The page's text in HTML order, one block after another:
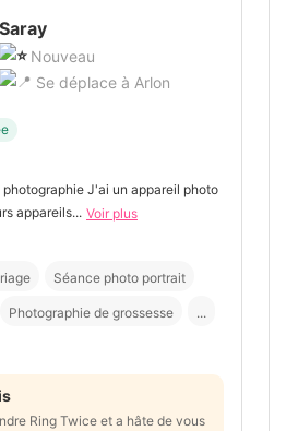
Saray
Nouveau
Se déplace à Arlon
J'ai un appareil photo
appareils... Voir plus
Séance photo portrait
Photographie de grossesse ...
Ring Twice et a hâte de vous